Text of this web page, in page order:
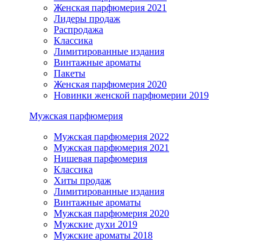
Женская парфюмерия 2021
Лидеры продаж
Распродажа
Классика
Лимитированные издания
Винтажные ароматы
Пакеты
Женская парфюмерия 2020
Новинки женской парфюмерии 2019
Мужская парфюмерия
Мужская парфюмерия 2022
Мужская парфюмерия 2021
Нишевая парфюмерия
Классика
Хиты продаж
Лимитированные издания
Винтажные ароматы
Мужская парфюмерия 2020
Мужские духи 2019
Мужские ароматы 2018